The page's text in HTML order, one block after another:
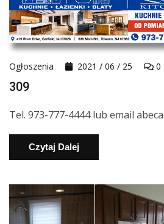
Ogłoszenia 2021 / 06 / 25 0
309
Tel. 973-777-4444 lub email
Czytaj Dalej